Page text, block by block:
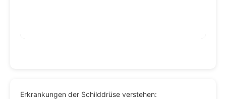
Erkrankungen der Schilddrüse verstehen: